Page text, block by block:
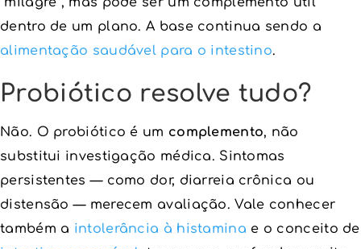
dentro de um plano. A base continua sendo a
alimentação saudável para o intestino.
Probiótico resolve tudo?
Não. O probiótico é um complemento, não
substitui investigação médica. Sintomas
persistentes — como dor, diarreia crônica ou
distensão — merecem avaliação. Vale conhecer
também a intolerância à histamina e o conceito de